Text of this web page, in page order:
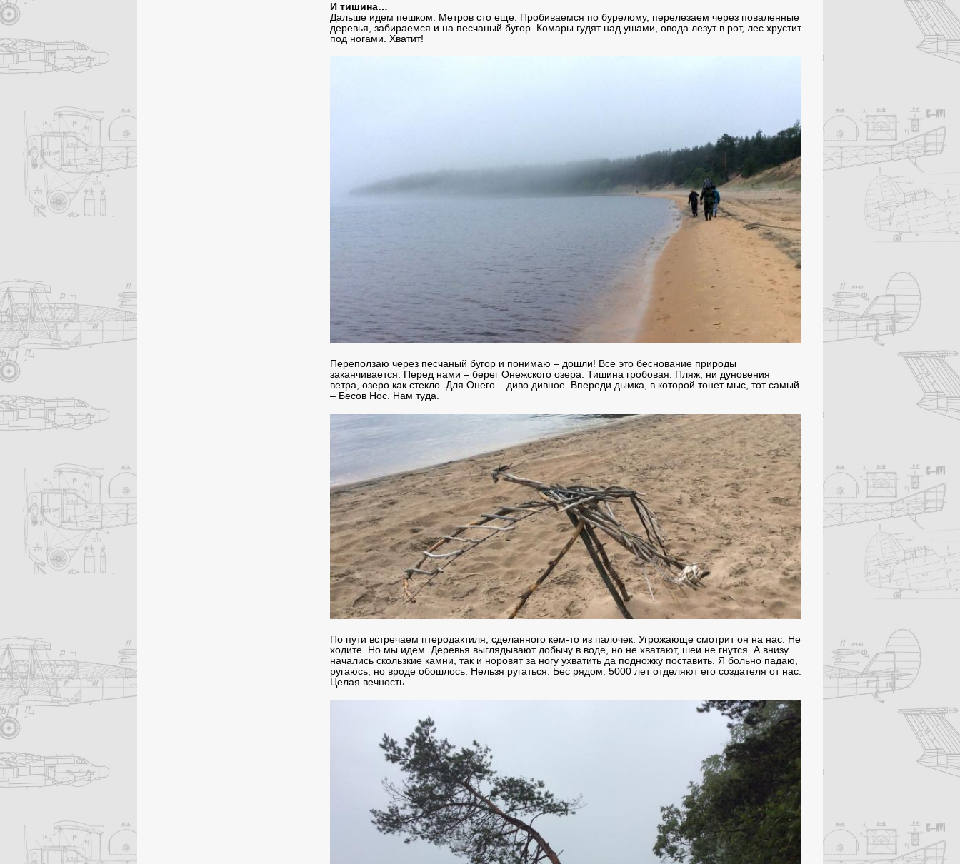
И тишина…
Дальше идем пешком. Метров сто еще. Пробиваемся по бурелому, перелезаем через поваленные
деревья, забираемся и на песчаный бугор. Комары гудят над ушами, овода лезут в рот, лес хрустит
под ногами. Хватит!
Переползаю через песчаный бугор и понимаю – дошли! Все это беснование природы
заканчивается. Перед нами – берег Онежского озера. Тишина гробовая. Пляж, ни дуновения
ветра, озеро как стекло. Для Онего – диво дивное. Впереди дымка, в которой тонет мыс, тот самый
– Бесов Нос. Нам туда.
По пути встречаем птеродактиля, сделанного кем-то из палочек. Угрожающе смотрит он на нас. Не
ходите. Но мы идем. Деревья выглядывают добычу в воде, но не хватают, шеи не гнутся. А внизу
начались скользкие камни, так и норовят за ногу ухватить да подножку поставить. Я больно падаю,
ругаюсь, но вроде обошлось. Нельзя ругаться. Бес рядом. 5000 лет отделяют его создателя от нас.
Целая вечность.